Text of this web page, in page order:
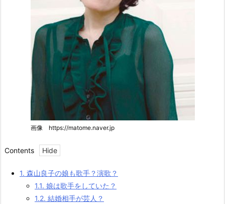
画像 https://matome.naver.jp
Contents
1. 森山良子の娘も歌手？演歌？
1.1. 娘は歌手をしていた？
1.2. 結婚相手が芸人？